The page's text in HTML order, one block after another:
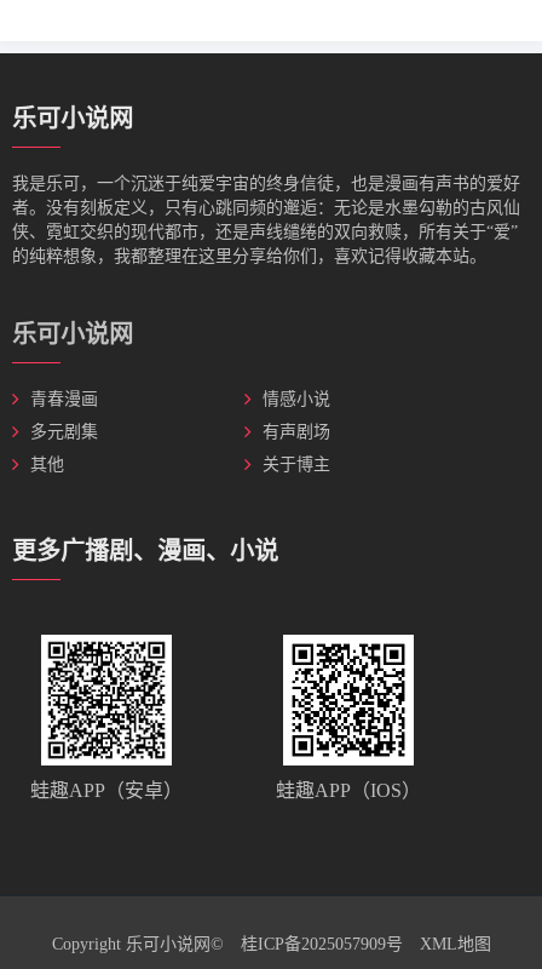
乐可小说网
我是‌乐可，一个沉迷于纯爱宇宙的终身信徒，也是漫画有声书的爱好
者。没有刻板定义，只有心跳同频的邂逅：无论是水墨勾勒的古风仙
侠、霓虹交织的现代都市，还是声线缱绻的双向救赎，所有关于“爱”
的纯粹想象，我都整理在这里分享给你们，喜欢记得收藏本站。
乐可小说网
青春漫画
情感小说
多元剧集
有声剧场
其他
关于博主
更多广播剧、漫画、小说
蛙趣APP（安卓） 蛙趣APP（IOS）
Copyright 乐可小说网© 桂ICP备2025057909号 XML地图